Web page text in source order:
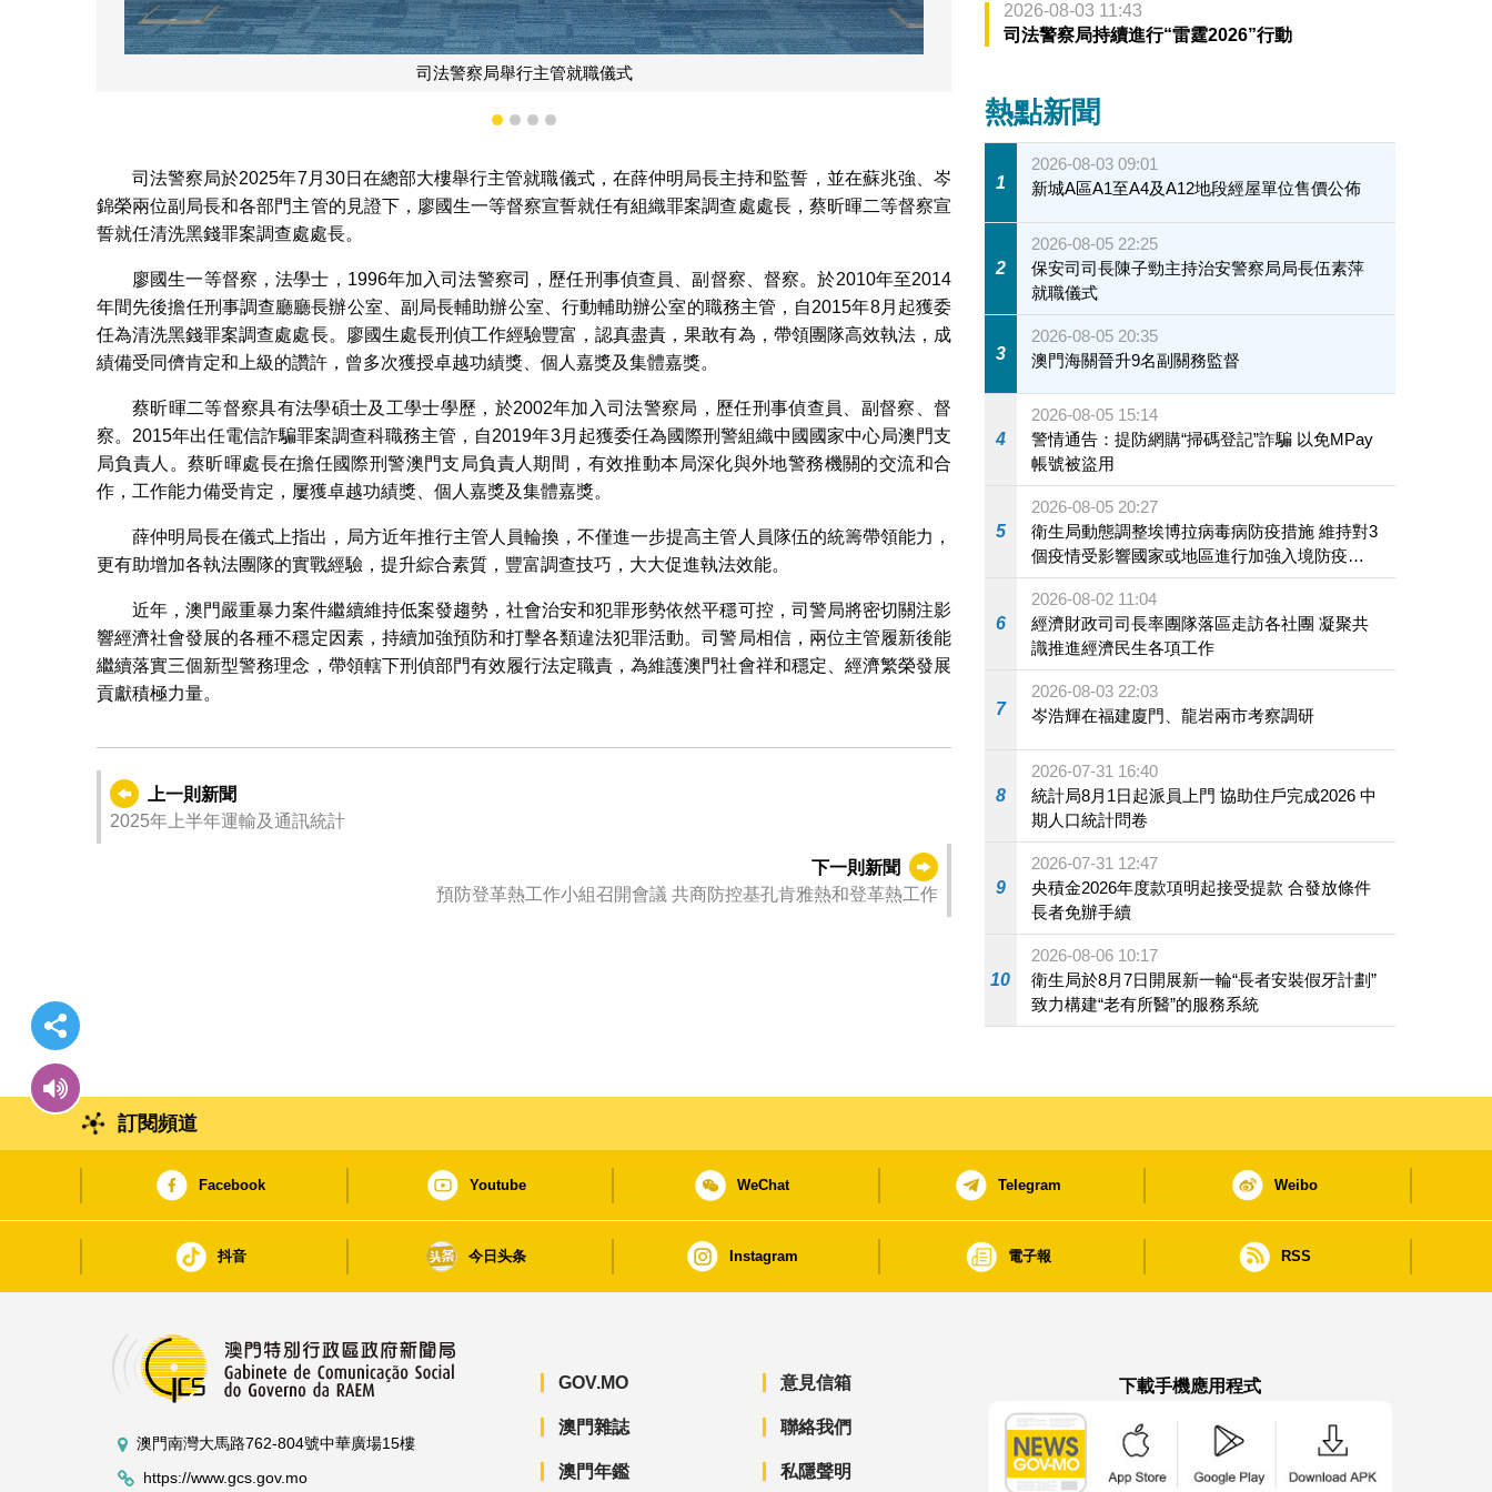
司法警察局舉行主管就職儀式
1 2 3 4
司法警察局於2025年7月30日在總部大樓舉行主管就職儀式，在薛仲明局長主持和監誓，並在蘇兆強、岑
錦榮兩位副局長和各部門主管的見證下，廖國生一等督察宣誓就任有組織罪案調查處處長，蔡昕暉二等督察宣
誓就任清洗黑錢罪案調查處處長。
廖國生一等督察，法學士，1996年加入司法警察司，歷任刑事偵查員、副督察、督察。於2010年至2014
年間先後擔任刑事調查廳廳長辦公室、副局長輔助辦公室、行動輔助辦公室的職務主管，自2015年8月起獲委
任為清洗黑錢罪案調查處處長。廖國生處長刑偵工作經驗豐富，認真盡責，果敢有為，帶領團隊高效執法，成
績備受同儕肯定和上級的讚許，曾多次獲授卓越功績獎、個人嘉獎及集體嘉獎。
蔡昕暉二等督察具有法學碩士及工學士學歷，於2002年加入司法警察局，歷任刑事偵查員、副督察、督
察。2015年出任電信詐騙罪案調查科職務主管，自2019年3月起獲委任為國際刑警組織中國國家中心局澳門支
局負責人。蔡昕暉處長在擔任國際刑警澳門支局負責人期間，有效推動本局深化與外地警務機關的交流和合
作，工作能力備受肯定，屢獲卓越功績獎、個人嘉獎及集體嘉獎。
薛仲明局長在儀式上指出，局方近年推行主管人員輪換，不僅進一步提高主管人員隊伍的統籌帶領能力，
更有助增加各執法團隊的實戰經驗，提升綜合素質，豐富調查技巧，大大促進執法效能。
近年，澳門嚴重暴力案件繼續維持低案發趨勢，社會治安和犯罪形勢依然平穩可控，司警局將密切關注影
響經濟社會發展的各種不穩定因素，持續加強預防和打擊各類違法犯罪活動。司警局相信，兩位主管履新後能
繼續落實三個新型警務理念，帶領轄下刑偵部門有效履行法定職責，為維護澳門社會祥和穩定、經濟繁榮發展
貢獻積極力量。
上一則新聞
2025年上半年運輸及通訊統計
下一則新聞
預防登革熱工作小組召開會議 共商防控基孔肯雅熱和登革熱工作
2026-08-03 11:43
司法警察局持續進行“雷霆2026”行動
熱點新聞
1
2026-08-03 09:01
新城A區A1至A4及A12地段經屋單位售價公佈
2
2026-08-05 22:25
保安司司長陳子勁主持治安警察局局長伍素萍
就職儀式
3
2026-08-05 20:35
澳門海關晉升9名副關務監督
4
2026-08-05 15:14
警情通告：提防網購“掃碼登記”詐騙 以免MPay
帳號被盜用
5
2026-08-05 20:27
衛生局動態調整埃博拉病毒病防疫措施 維持對3
個疫情受影響國家或地區進行加強入境防疫措
施
6
2026-08-02 11:04
經濟財政司司長率團隊落區走訪各社團 凝聚共
識推進經濟民生各項工作
7
2026-08-03 22:03
岑浩輝在福建廈門、龍岩兩市考察調研
8
2026-07-31 16:40
統計局8月1日起派員上門 協助住戶完成2026 中
期人口統計問卷
9
2026-07-31 12:47
央積金2026年度款項明起接受提款 合發放條件
長者免辦手續
10
2026-08-06 10:17
衛生局於8月7日開展新一輪“長者安裝假牙計劃”
致力構建“老有所醫”的服務系統
訂閱頻道
Facebook Youtube WeChat Telegram Weibo
抖音 今日头条 Instagram 電子報 RSS
澳門南灣大馬路762-804號中華廣場15樓
https://www.gcs.gov.mo
GOV.MO
澳門雜誌
澳門年鑑
意見信箱
聯絡我們
私隱聲明
下載手機應用程式